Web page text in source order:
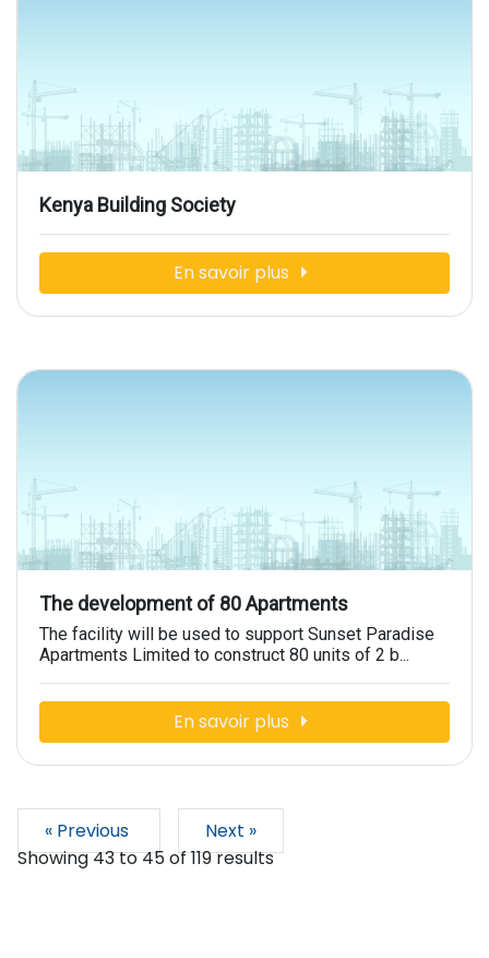
Kenya Building Society
En savoir plus
The development of 80 Apartments
The facility will be used to support Sunset Paradise
Apartments Limited to construct 80 units of 2 b...
En savoir plus
« Previous
Next »
Showing43to45of119results